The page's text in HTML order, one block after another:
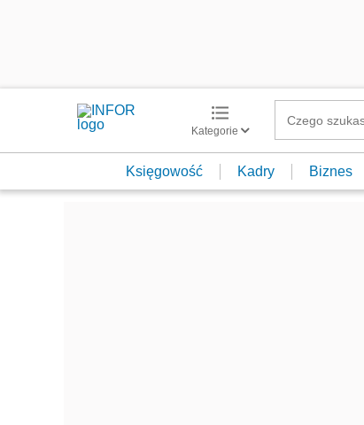
Kategorie
Księgowość Kadry Biznes